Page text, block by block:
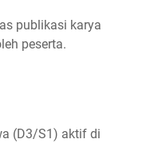
publikasi karya
peserta.
(D3/S1) aktif di